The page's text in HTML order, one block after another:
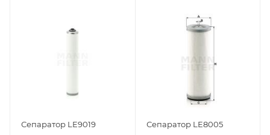
Сепаратор LE9019 Сепаратор LE8005